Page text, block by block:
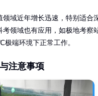
领域近年增长迅速，特别适合
考领域也有应用，如极地考察
极端环境下正常工作。
注意事项